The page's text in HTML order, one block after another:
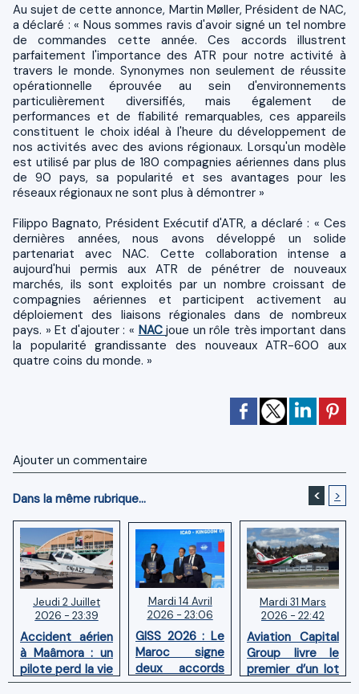
Au sujet de cette annonce, Martin Møller, Président de NAC,
a déclaré : « Nous sommes ravis d'avoir signé un tel nombre
de commandes cette année. Ces accords illustrent
parfaitement l'importance des ATR pour notre activité à
travers le monde. Synonymes non seulement de réussite
opérationnelle éprouvée au sein d'environnements
particulièrement diversifiés, mais également de
performances et de fiabilité remarquables, ces appareils
constituent le choix idéal à l'heure du développement de
nos activités avec des avions régionaux. Lorsqu'un modèle
est utilisé par plus de 180 compagnies aériennes dans plus
de 90 pays, sa popularité et ses avantages pour les
réseaux régionaux ne sont plus à démontrer »
Filippo Bagnato, Président Exécutif d'ATR, a déclaré : « Ces
dernières années, nous avons développé un solide
partenariat avec NAC. Cette collaboration intense a
aujourd'hui permis aux ATR de pénétrer de nouveaux
marchés, ils sont exploités par un nombre croissant de
compagnies aériennes et participent activement au
déploiement des liaisons régionales dans de nombreux
pays. » Et d'ajouter : « NACjoue un rôle très important dans
la popularité grandissante des nouveaux ATR-600 aux
quatre coins du monde. »
Ajouter un commentaire
Dans la même rubrique... < >
Jeudi 2 Juillet
2026 - 23:39
Accident aérien
à Maâmora : un
pilote perd la vie
en combat
Mardi 14 Avril
2026 - 23:06
GISS 2026 : Le
Maroc signe
deux accords
avec l'OACI
Mardi 31 Mars
2026 - 22:42
Aviation Capital
Group livre le
premier d’un lot
de six Boeing